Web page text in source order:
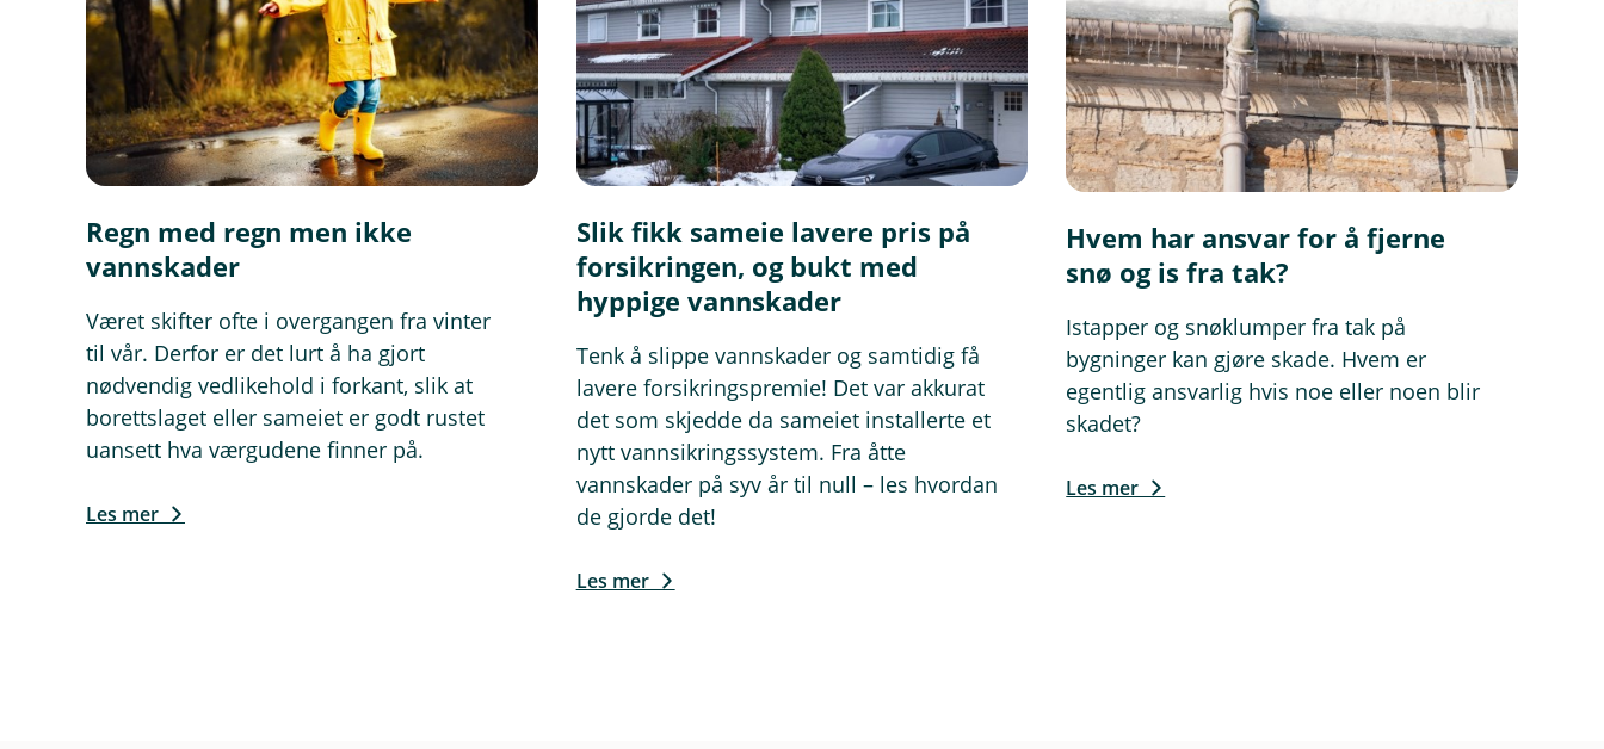
Regn med regn men ikke
vannskader
Været skifter ofte i overgangen fra vinter
til vår. Derfor er det lurt å ha gjort
nødvendig vedlikehold i forkant, slik at
borettslaget eller sameiet er godt rustet
uansett hva værgudene finner på.
Les mer
Slik fikk sameie lavere pris på
forsikringen, og bukt med
hyppige vannskader
Tenk å slippe vannskader og samtidig få
lavere forsikringspremie! Det var akkurat
det som skjedde da sameiet installerte et
nytt vannsikringssystem. Fra åtte
vannskader på syv år til null – les hvordan
de gjorde det!
Les mer
Hvem har ansvar for å fjerne
snø og is fra tak?
Istapper og snøklumper fra tak på
bygninger kan gjøre skade. Hvem er
egentlig ansvarlig hvis noe eller noen blir
skadet?
Les mer